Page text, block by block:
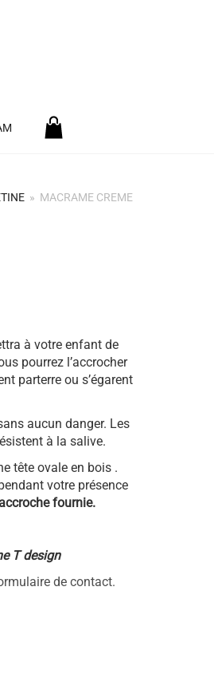
» MACRAME CREME
à votre enfant de
pourrez l’accrocher
parterre ou s’égarent
aucun danger. Les
à la salive.
tête ovale en bois .
votre présence
fournie.
T design
de contact.